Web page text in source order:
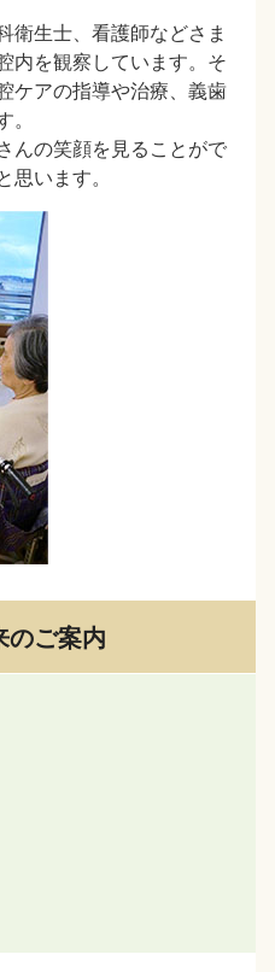
衛生士、看護師などさま
内を観察しています。そ
ケアの指導や治療、義歯
んの笑顔を見ることがで
います。
のご案内